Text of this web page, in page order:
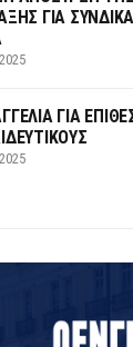
ΓΙΑ
ΓΙΑ